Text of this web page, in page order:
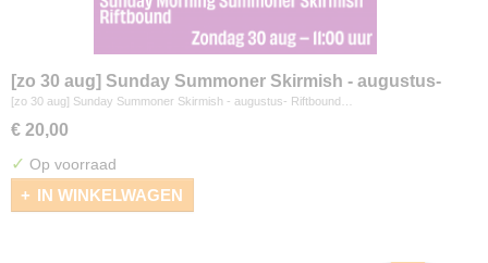
[zo 30 aug] Sunday Summoner Skirmish - augustus-
Riftbound
[zo 30 aug] Sunday Summoner Skirmish - augustus- Riftbound…
€ 20,00
✓ Op voorraad
IN WINKELWAGEN